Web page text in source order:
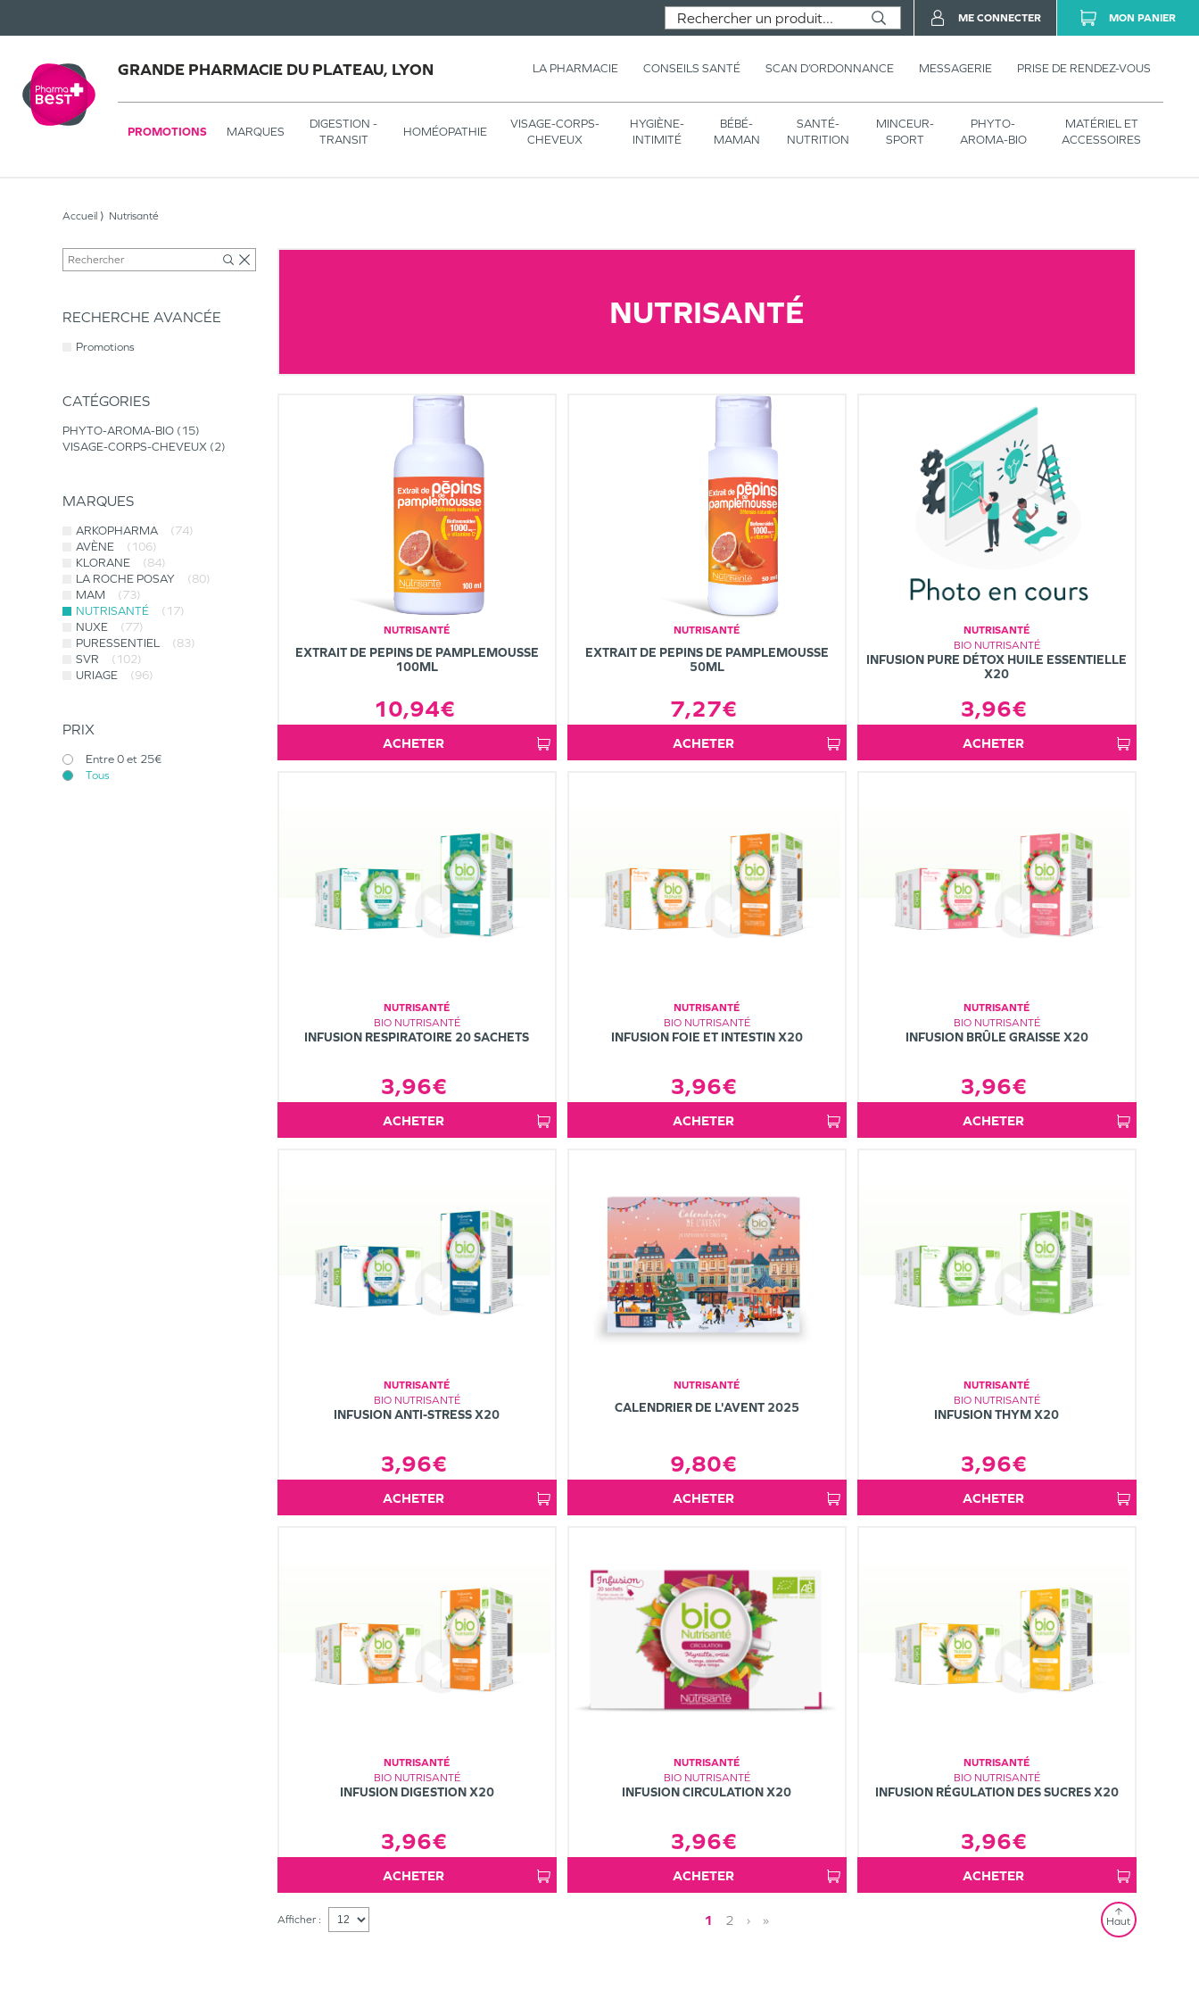
GRANDE PHARMACIE DU PLATEAU, LYON LA PHARMACIE CONSEILS SANTÉ SCAN D’ORDONNANCE MESSAGERIE PRISE DE RENDEZ-VOUS
PROMOTIONS MARQUES
DIGESTION -
TRANSIT
HOMÉOPATHIE
VISAGE-CORPS-
CHEVEUX
HYGIÈNE-
INTIMITÉ
BÉBÉ-
MAMAN
SANTÉ-
NUTRITION
MINCEUR-
SPORT
PHYTO-
AROMA-BIO
MATÉRIEL ET
ACCESSOIRES
ME CONNECTER MON PANIER
Accueil Nutrisanté
RECHERCHE AVANCÉE
Promotions
CATÉGORIES
PHYTO-AROMA-BIO
15
VISAGE-CORPS-CHEVEUX 2
MARQUES
ARKOPHARMA
(74)
AVÈNE
(106)
KLORANE
(84)
LA ROCHE POSAY
(80)
MAM
(73)
NUTRISANTÉ
(17)
NUXE
(77)
PURESSENTIEL
(83)
SVR
(102)
URIAGE
(96)
PRIX
Entre 0 et 25€
Tous
NUTRISANTÉ
NUTRISANTÉ
EXTRAIT DE PEPINS DE PAMPLEMOUSSE
100ML
10,94€
ACHETER
NUTRISANTÉ
EXTRAIT DE PEPINS DE PAMPLEMOUSSE
50ML
7,27€
ACHETER
NUTRISANTÉ
BIO NUTRISANTÉ
INFUSION PURE DÉTOX HUILE ESSENTIELLE
X20
3,96€
ACHETER
NUTRISANTÉ
BIO NUTRISANTÉ
INFUSION RESPIRATOIRE 20 SACHETS
3,96€
ACHETER
NUTRISANTÉ
BIO NUTRISANTÉ
INFUSION FOIE ET INTESTIN X20
3,96€
ACHETER
NUTRISANTÉ
BIO NUTRISANTÉ
INFUSION BRÛLE GRAISSE X20
3,96€
ACHETER
NUTRISANTÉ
BIO NUTRISANTÉ
INFUSION ANTI-STRESS X20
3,96€
ACHETER
NUTRISANTÉ
CALENDRIER DE L'AVENT 2025
9,80€
ACHETER
NUTRISANTÉ
BIO NUTRISANTÉ
INFUSION THYM X20
3,96€
ACHETER
NUTRISANTÉ
BIO NUTRISANTÉ
INFUSION DIGESTION X20
3,96€
ACHETER
NUTRISANTÉ
BIO NUTRISANTÉ
INFUSION CIRCULATION X20
3,96€
ACHETER
NUTRISANTÉ
BIO NUTRISANTÉ
INFUSION RÉGULATION DES SUCRES X20
3,96€
ACHETER
Afficher : 1 2 › » Haut